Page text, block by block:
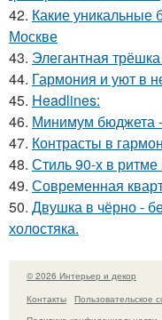
42. Какие уникальные
Москве
43. Элегантная
44. Гармония и уют в
45. Headlines:
46. Минимум бюджета
47. Контрасты в
48. Стиль 90-х в ритме
49. Современная
50. Двушка в чёрно -
холостяка.
© 2026 Интерьер и декор
Контакты
Пользовательское